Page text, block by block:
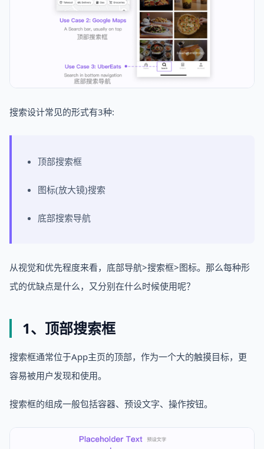
搜索设计常见的形式有3种:
顶部搜索框
图标(放大镜)搜索
底部搜索导航
从视觉和优先程度来看，底部导航>搜索框>图标。那么每种形
式的优缺点是什么，又分别在什么时候使用呢？
1、顶部搜索框
搜索框通常位于App主页的顶部，作为一个大的触摸目标，更
容易被用户发现和使用。
搜索框的组成一般包括容器、预设文字、操作按钮。